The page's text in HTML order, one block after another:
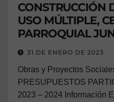
CONSTRUCCIÓN
USO MÚLTIPLE,
PARROQUIAL
PARROQUIA
31 DE ENERO DE 2023
Obras y Proyectos
PRESUPUESTOS
2023 – 2024 Información